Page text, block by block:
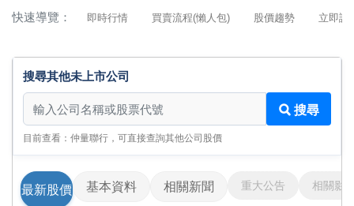
快速導覽： 即時行情 買賣流程(懶人包) 股價趨勢 立即詢
搜尋其他未上市公司
搜尋其他未上市公司
搜尋
目前查看：仲量聯行，可直接查詢其他公司股價
最新股價 基本資料 相關新聞 重大公告 相關影